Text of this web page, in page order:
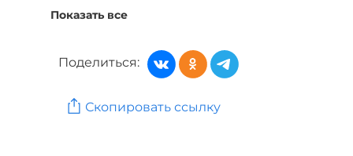
Костюмы: Цвет Серый
Костюмы: Тип костюм домашний, Цвет Серый
Женская одежда: Бренд ZORY
Женская одежда: Бренд New fashion
Показать все
Поделиться:
Скопировать ссылку